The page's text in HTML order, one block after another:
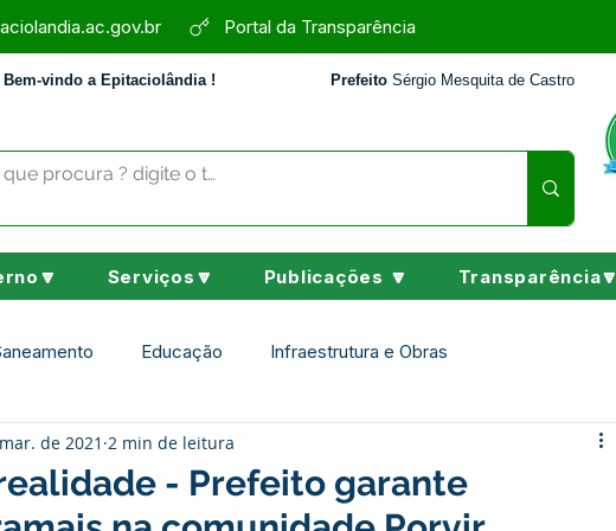
Portal da Transparência
Bem-vindo a Epitaciolândia ! Prefeito Sérgio Mesquita de Castro
Serviços🔽 Publicações 🔽 Transparência🔽
Educação Infraestrutura e Obras
Social Desporto Cultura e Lazer
- Prefeito garante
de 2021 2 min de leitura